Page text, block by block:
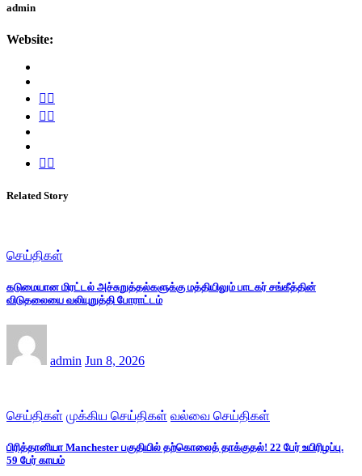
admin
Website:
Related Story
செய்திகள்
கடுமையான மிரட்டல் அச்சுறுத்தல்களுக்கு மத்தியிலும் பாடகர் சங்கீத்தின்
விடுதலையை வலியுறுத்தி போராட்டம்
admin Jun 8, 2026
செய்திகள் முக்கிய செய்திகள் வல்வை செய்திகள்
பிரித்தானியா Manchester பகுதியில் தற்கொலைத் தாக்குதல்! 22 பேர் உயிரிழப்பு.
59 பேர் காயம்